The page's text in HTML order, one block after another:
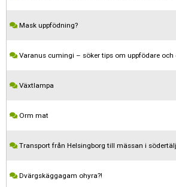
Mask uppfödning?
Varanus cumingi – söker tips om uppfödare och
Växtlampa
Orm mat
Transport från Helsingborg till mässan i
Dvärgskäggagam ohyra?!